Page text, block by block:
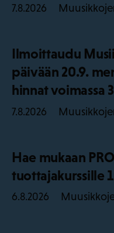
7.8.2026
Ilmoittaudu
päivään 20.9.
hinnat voimassa
7.8.2026
Hae mukaan
tuottajakurssille
6.8.2026